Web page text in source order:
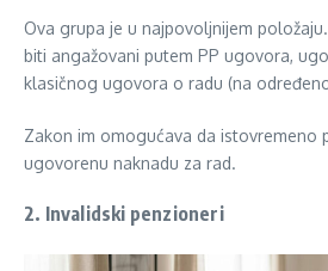
Ova grupa je u najpovoljnijem
biti angažovani putem PP ugovora,
klasičnog ugovora o radu (na
Zakon im omogućava da istovremeno
ugovorenu naknadu za rad.
2. Invalidski penzioneri